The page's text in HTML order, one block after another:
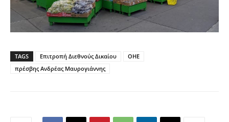
TAGS Επιτροπή Διεθνούς Δικαίου
ΟΗΕ
πρέσβης Ανδρέας Μαυρογιάννης